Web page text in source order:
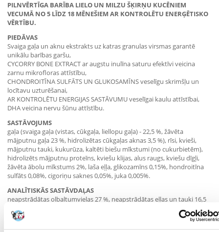
PILNVĒRTĪGA BARĪBA LIELO UN MILZU ŠĶIRŅU KUCĒNIEM
VECUMĀ NO 5 LĪDZ 18 MĒNEŠIEM AR KONTROLĒTU ENERĢĒTISKO
VĒRTĪBU.
PIEDĀVAS
Svaiga gaļa un aknu ekstrakts uz katras granulas virsmas garantē
unikālu barības garšu,
CYCORRY BONE EXTRACT ar augstu inulīna saturu efektīvi veicina
zarnu mikrofloras attīstību,
CHONDROITĪNA SULFĀTS UN GLUKOSAMĪNS veselīgu skrimšļu un
locītavu uzturēšanai,
AR KONTROLĒTU ENERGIJAS SASTĀVUMU veselīgai kaulu attīstībai,
DHA veicina nervu šūnu attīstību.
SASTĀVOJUMS
gaļa (svaiga gaļa (vistas, cūkgaļa, liellopu gaļa) - 22,5 %, žāvēta
mājputnu gaļa 23 %, hidrolizētas cūkgaļas aknas 3,5 %), rīsi, kvieši,
mājputnu tauki, kukurūza, kaltēti biešu mīkstumi (no cukurbietēm),
hidrolizēts mājputnu proteīns, kviešu klijas, alus raugs, kviešu dīgļi,
žāvēta ābolu mīkstums 2%, laša eļļa, glikozamīns 0,15%, hondroitīna
sulfāts 0,08%, cigoriņu saknes 0,05%, juka 0,005%.
ANALĪTISKĀS SASTĀVDAĻAS
neapstrādātas olbaltumvielas 27 %, neapstrādātas eļļas un tauki 16,5
%, neapstrādāta šķiedrviela 2,6 %, neapstrādāti pelni 6,2 %, kalcijs 1,25
%, fosfors 0,8 %.